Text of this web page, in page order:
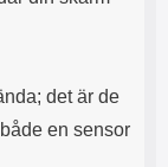
det är de
en sensor